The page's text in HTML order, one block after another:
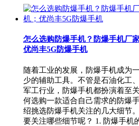
怎么选购防爆手机？防爆手机厂
优尚丰5G防爆手机
随着工业的发展，防爆手机成为
少的辅助工具。不管是石油化工
军工行业，防爆手机都扮演着至
何选购一款适合自己需求的防爆
绍挑选防爆手机关注的几大细节
要关注哪些细节呢？ 1. 防爆手机